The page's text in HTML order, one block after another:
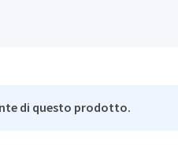
di questo prodotto.